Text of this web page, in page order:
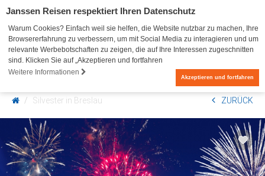
Janssen Reisen respektiert Ihren Datenschutz
Warum Cookies? Einfach weil sie helfen, die Website nutzbar zu machen, Ihre
Browsererfahrung zu verbessern, um mit Social Media zu interagieren und um
relevante Werbebotschaften zu zeigen, die auf Ihre Interessen zugeschnitten
sind. Klicken Sie auf „Akzeptieren und fortfahren
Weitere Informationen
Akzeptieren und fortfahren
Silvester in Breslau ZURÜCK